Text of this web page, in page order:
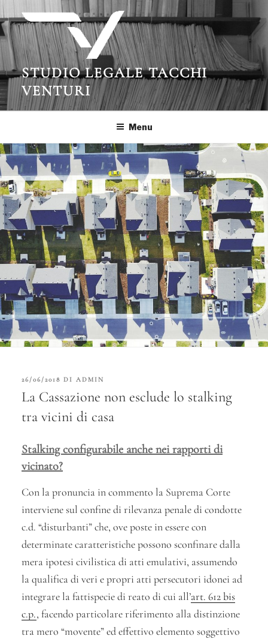
Salta
al
contenuto
STUDIO LEGALE TACCHI
VENTURI
Menu
PUBBLICATO
26/06/2018 DI ADMIN
La Cassazione non esclude lo stalking
tra vicini di casa
Stalking configurabile anche nei rapporti di
vicinato?
Con la pronuncia in commento la Suprema Corte
interviene sul confine di rilevanza penale di condotte
c.d. “disturbanti” che, ove poste in essere con
determinate caratteristiche possono sconfinare dalla
mera ipotesi civilistica di atti emulativi, assumendo
la qualifica di veri e propri atti persecutori idonei ad
integrare la fattispecie di reato di cui all’art. 612 bis
c.p., facendo particolare riferimento alla distinzione
tra mero “movente” ed effettivo elemento soggettivo